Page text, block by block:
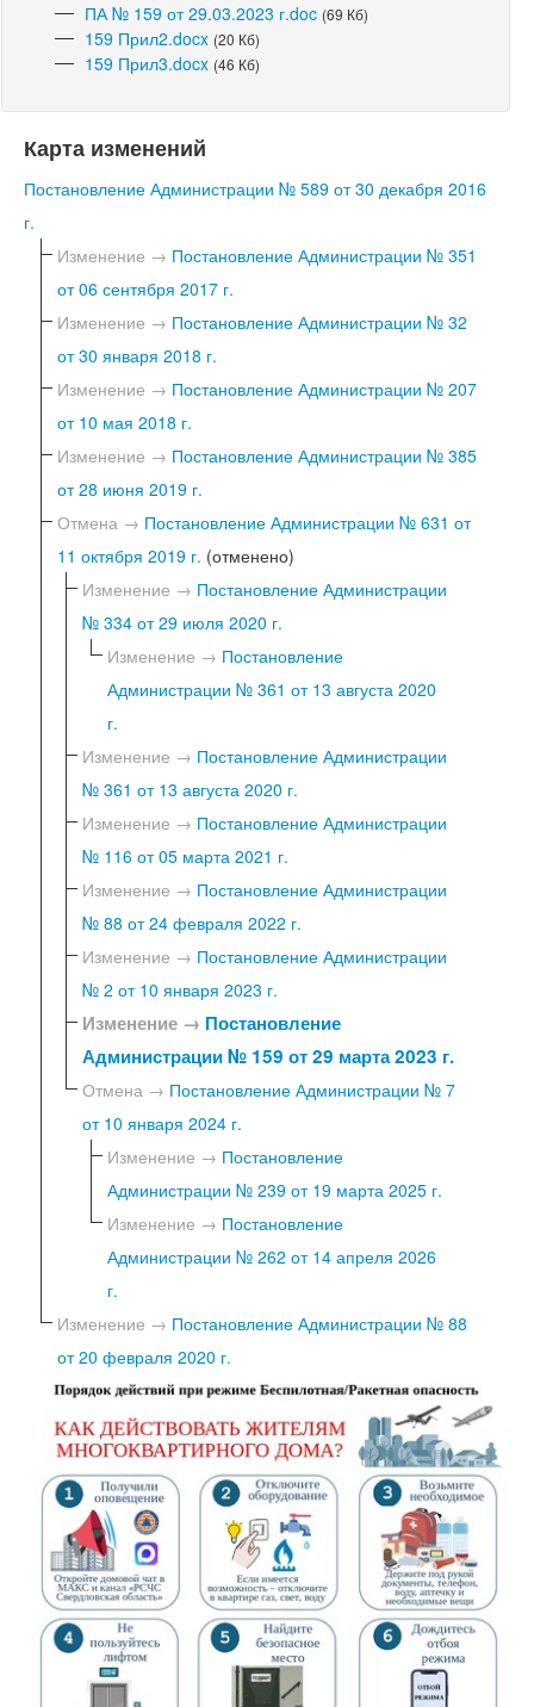
ПА № 159 от 29.03.2023 г.doc (69 Кб)
159 Прил2.docx (20 Кб)
159 Прил3.docx (46 Кб)
Карта изменений
Постановление Администрации № 589 от 30 декабря 2016
г.
Изменение → Постановление Администрации № 351
от 06 сентября 2017 г.
Изменение → Постановление Администрации № 32
от 30 января 2018 г.
Изменение → Постановление Администрации № 207
от 10 мая 2018 г.
Изменение → Постановление Администрации № 385
от 28 июня 2019 г.
Отмена → Постановление Администрации № 631 от
11 октября 2019 г. (отменено)
Изменение → Постановление Администрации
№ 334 от 29 июля 2020 г.
Изменение → Постановление
Администрации № 361 от 13 августа 2020
г.
Изменение → Постановление Администрации
№ 361 от 13 августа 2020 г.
Изменение → Постановление Администрации
№ 116 от 05 марта 2021 г.
Изменение → Постановление Администрации
№ 88 от 24 февраля 2022 г.
Изменение → Постановление Администрации
№ 2 от 10 января 2023 г.
Изменение → Постановление
Администрации № 159 от 29 марта 2023 г.
Отмена → Постановление Администрации № 7
от 10 января 2024 г.
Изменение → Постановление
Администрации № 239 от 19 марта 2025 г.
Изменение → Постановление
Администрации № 262 от 14 апреля 2026
г.
Изменение → Постановление Администрации № 88
от 20 февраля 2020 г.